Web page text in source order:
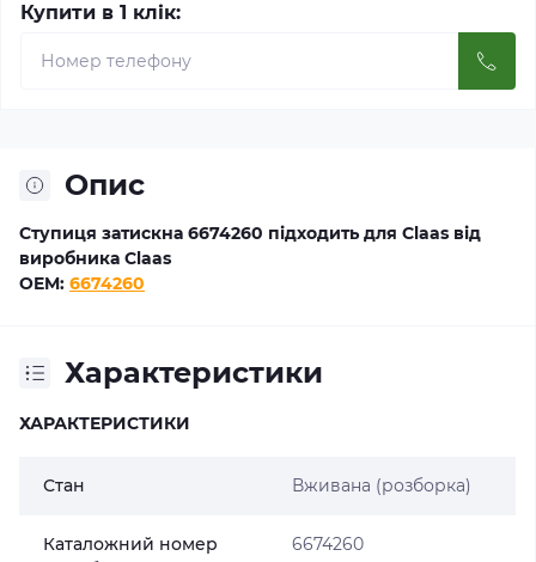
Купити в 1 клік:
Опис
Ступиця затискна 6674260 підходить для Claas від
виробника Claas
OEM: 6674260
Характеристики
ХАРАКТЕРИСТИКИ
Стан Вживана (розборка)
Каталожний номер
6674260